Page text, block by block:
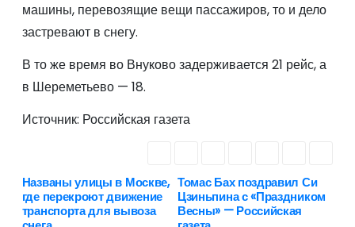
машины, перевозящие вещи пассажиров, то и дело
застревают в снегу.
В то же время во Внуково задерживается 21 рейс, а
в Шереметьево — 18.
Источник: Российская газета
Н
Томас Бах поздравил Си
Цзиньпина с «Праздником
Весны» — Российская
Названы улицы в Москве,
где перекроют движение
транспорта для вывоза